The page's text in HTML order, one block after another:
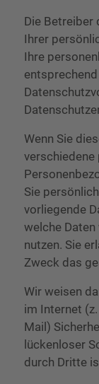
Die Betreiber
Ihrer
Ihre
Wenn Sie
verschiedene
Sie
vorliegende
welche
nutzen. Sie
Zweck das
Wir weisen
im Internet
Mail)
lückenloser
durch Dritte